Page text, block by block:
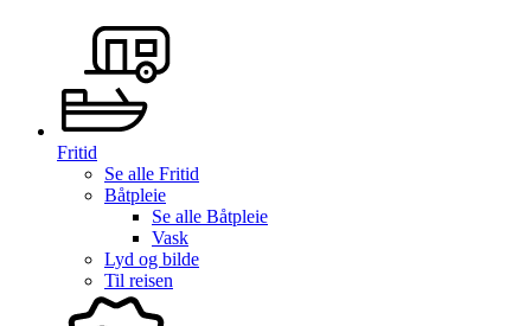
Fritid
Se alle Fritid
Båtpleie
Se alle Båtpleie
Vask
Lyd og bilde
Til reisen